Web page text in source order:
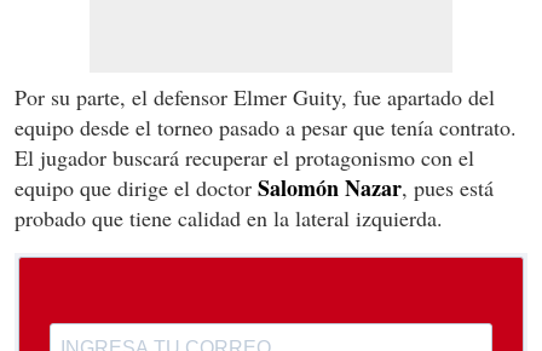
Por su parte, el defensor Elmer Guity, fue apartado del
equipo desde el torneo pasado a pesar que tenía contrato.
El jugador buscará recuperar el protagonismo con el
equipo que dirige el doctor Salomón Nazar, pues está
probado que tiene calidad en la lateral izquierda.